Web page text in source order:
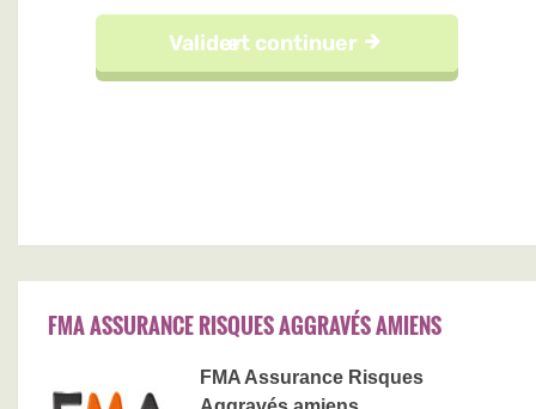
FMA ASSURANCE RISQUES AGGRAVÉS AMIENS
FMA Assurance Risques